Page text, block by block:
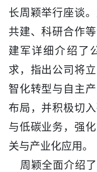
长周颖举行座谈
共建、科研合作
建军详细介绍了
求，指出公司将
智化转型与自主
布局，并积极切
与低碳业务，强
关与产业化应用。
周颖全面介绍了